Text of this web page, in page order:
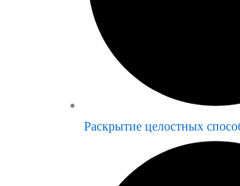
Раскрытие целостных